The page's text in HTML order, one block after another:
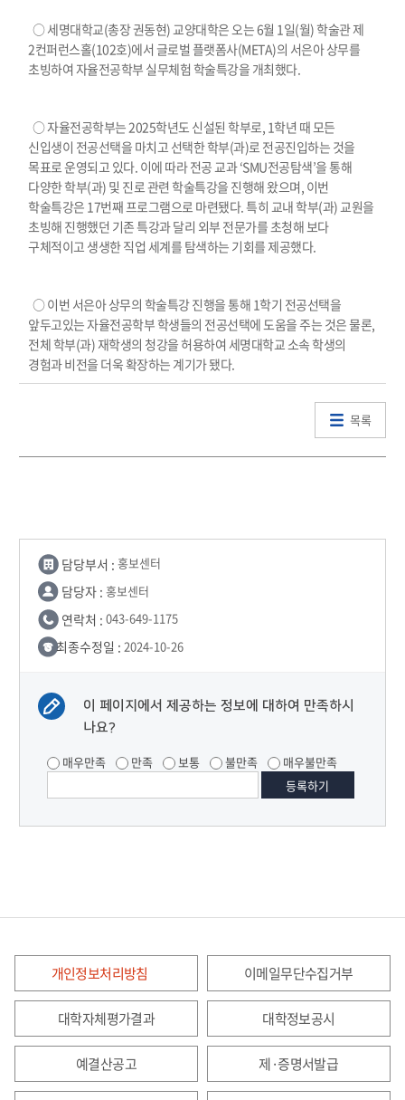
○ 세명대학교(총장 권동현) 교양대학은 오는 6월 1일(월) 학술관 제
2컨퍼런스홀(102호)에서 글로벌 플랫폼사(META)의 서은아 상무를
초빙하여 자율전공학부 실무체험 학술특강을 개최했다.
○ 자율전공학부는 2025학년도 신설된 학부로, 1학년 때 모든
신입생이 전공선택을 마치고 선택한 학부(과)로 전공진입하는 것을
목표로 운영되고 있다. 이에 따라 전공 교과 ‘SMU전공탐색’을 통해
다양한 학부(과) 및 진로 관련 학술특강을 진행해 왔으며, 이번
학술특강은 17번째 프로그램으로 마련됐다. 특히 교내 학부(과) 교원을
초빙해 진행했던 기존 특강과 달리 외부 전문가를 초청해 보다
구체적이고 생생한 직업 세계를 탐색하는 기회를 제공했다.
○ 이번 서은아 상무의 학술특강 진행을 통해 1학기 전공선택을
앞두고있는 자율전공학부 학생들의 전공선택에 도움을 주는 것은 물론,
전체 학부(과) 재학생의 청강을 허용하여 세명대학교 소속 학생의
경험과 비전을 더욱 확장하는 계기가 됐다.
목록
담당부서 : 홍보센터
담당자 : 홍보센터
연락처 : 043-649-1175
최종수정일 : 2024-10-26
이 페이지에서 제공하는 정보에 대하여 만족하시
나요?
매우만족 만족 보통 불만족 매우불만족
개인정보처리방침 이메일무단수집거부
대학자체평가결과 대학정보공시
예결산공고 제·증명서발급